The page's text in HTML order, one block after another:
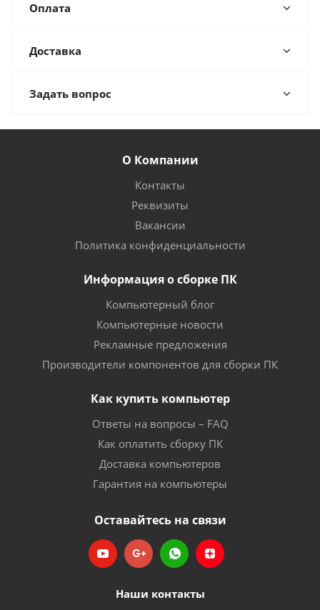
Оплата
Доставка
Задать вопрос
О Компании
Контакты
Реквизиты
Вакансии
Политика конфиденциальности
Информация о сборке ПК
Компьютерный блог
Компьютерные новости
Рекламные предложения
Производители компонентов для сборки ПК
Как купить компьютер
Ответы на вопросы – FAQ
Как оплатить сборку ПК
Доставка компьютеров
Гарантия на компьютеры
Оставайтесь на связи
Наши контакты